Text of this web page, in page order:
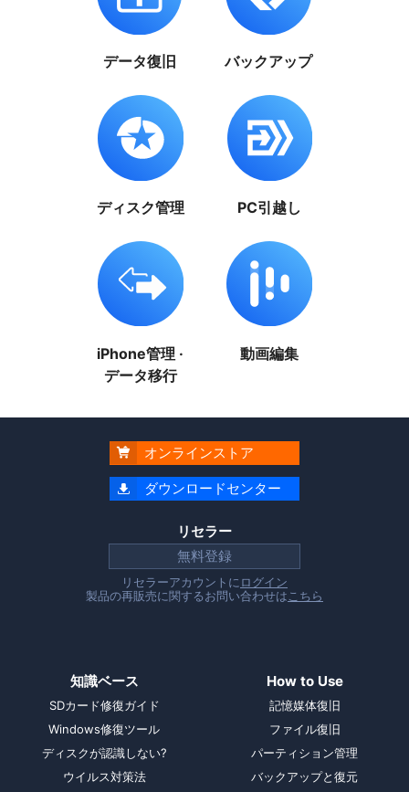
データ復旧 バックアップ
ディスク管理 PC引越し
iPhone管理 ·
データ移行
動画編集
 オンラインストア
 ダウンロードセンター
リセラー
無料登録
リセラーアカウントに ログイン
製品の再販売に関するお問い合わせは こちら
知識ベース
SDカード修復ガイド
Windows修復ツール
ディスクが認識しない?
ウイルス対策法
How to Use
記憶媒体復旧
ファイル復旧
パーティション管理
バックアップと復元